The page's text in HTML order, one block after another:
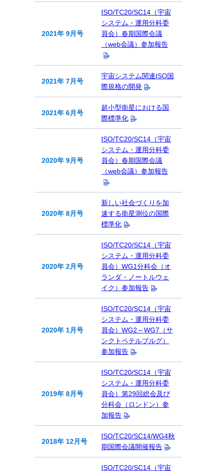
2021年 9月号
ISO/TC20/SC14（宇宙
システム・運用分科委
員会）春期国際会議
（web会議）参加報告
2021年 7月号
宇宙システム関連ISO国
際規格の開発
2021年 6月号
超小型衛星における国
際標準化
2020年 9月号
ISO/TC20/SC14（宇宙
システム・運用分科委
員会）春期国際会議
（web会議）参加報告
2020年 8月号
新しい社会づくりを加
速する衛星測位の国際
標準化
2020年 2月号
ISO/TC20/SC14（宇宙
システム・運用分科委
員会）WG1分科会（オ
ランダ・ノートルウェ
イク）参加報告
2020年 1月号
ISO/TC20/SC14（宇宙
システム・運用分科委
員会）WG2～WG7（サ
ンクトペテルブルグ）
参加報告
2019年 8月号
ISO/TC20/SC14（宇宙
システム・運用分科委
員会）第29回総会及び
分科会（ロンドン）参
加報告
2018年 12月号
ISO/TC20/SC14/WG4秋
期国際会議開催報告
ISO/TC20/SC14（宇宙